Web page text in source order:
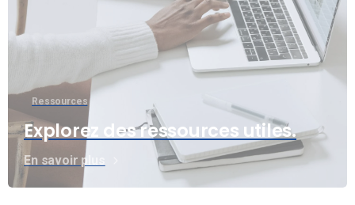
Ressources
Explorez des ressources utiles.
En savoir plus